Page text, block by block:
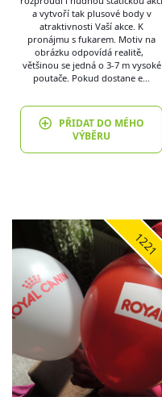
a vytvoří tak plusové body v
atraktivnosti Vaší akce. K
pronájmu s fukarem. Motiv na
obrázku odpovídá realitě,
většinou se jedná o 3-7 m vysoké
poutače. Pokud dostane e…
PŘIDAT DO MÉHO
VÝBĚRU
1221